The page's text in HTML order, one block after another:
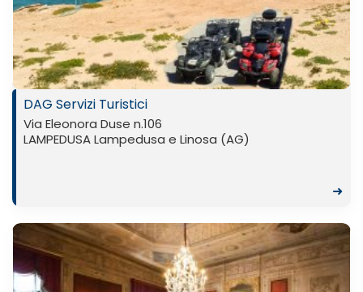
Previ
ous
Next
DAG Servizi Turistici
Via Eleonora Duse n.106
LAMPEDUSA Lampedusa e Linosa (AG)
➜